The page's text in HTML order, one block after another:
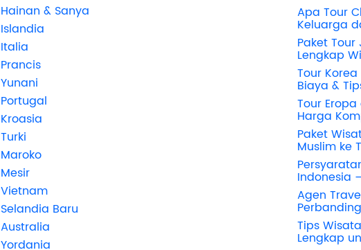
Hainan & Sanya
Islandia
Italia
Prancis
Yunani
Portugal
Kroasia
Turki
Maroko
Mesir
Vietnam
Selandia Baru
Australia
Yordania
Apa Tour
Keluarga
Paket
Lengkap
Tour
Biaya &
Tour
Harga
Paket
Muslim ke
Indonesia
Agen
Tips
Lengkap